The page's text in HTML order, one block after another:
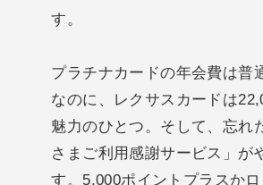
す。
プラチナカードの年会費は普
なのに、レクサスカードは
魅力のひとつ。そして、忘れ
さまご利用感謝サービス」が
す。5,000ポイントプラスかロ